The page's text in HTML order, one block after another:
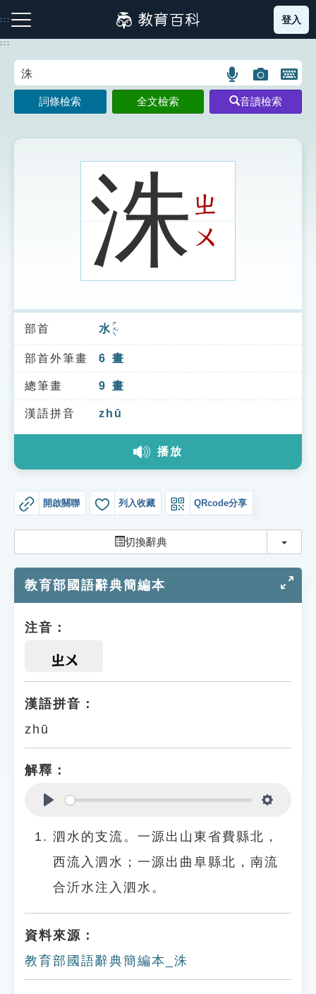
到
主
:::
注音索引圖示 筆畫索引圖示 部首索引表圖示
索引選單
知識索引
單字索引
生命大百科索引
登入
:::
語
言
搜
示
圖
片
搜
開
鍵
圖
詞條檢索 全文檢索 音讀檢索
洙ㄓ
ㄨ
部首 水 ㄕㄨㄟˇ
部首外筆畫 6 畫
總筆畫 9 畫
漢語拼音 zhū
播放
開啟關聯 列入收藏 QRcode分享
切換辭典 切換
教育部國語辭典簡編本
注音：
ㄓㄨ
漢語拼音：
zhū
解釋：
泗水的支流。一源出山東省費縣北，
西流入泗水；一源出曲阜縣北，南流
合沂水注入泗水。
資料來源：
教育部國語辭典簡編本_洙